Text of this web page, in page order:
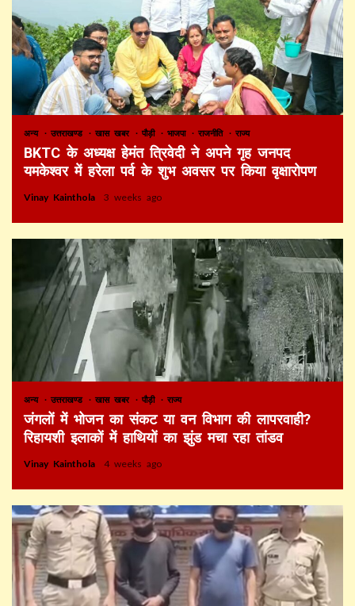
अन्य उत्तराखण्ड खास खबर पौड़ी भाजपा राजनीति राज्य
BKTC के अध्यक्ष हेमंत त्रिवेदी ने अपने गृह जनपद
यमकेश्वर में हरेला पर्व के शुभ अवसर पर किया वृक्षारोपण
Vinay Kainthola 3 weeks ago
अन्य उत्तराखण्ड खास खबर पौड़ी राज्य
जंगलों में भोजन का संकट या वन विभाग की लापरवाही?
रिहायशी इलाकों में हाथियों का झुंड मचा रहा तांडव
Vinay Kainthola 4 weeks ago